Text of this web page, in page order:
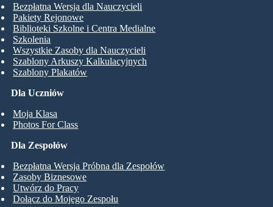
Dla Uczniów
Moja Klasa
Photos For Class
Bezpłatna Wersja dla Nauczycieli
Pakiety Rejonowe
Biblioteki Szkolne i Centra Medialne
Szkolenia
Wszystkie Zasoby dla Nauczycieli
Szablony Arkuszy Kalkulacyjnych
Szablony Plakatów
Dla Zespołów
Bezpłatna Wersja Próbna dla Zespołów
Zasoby Biznesowe
Utwórz do Pracy
Dołącz do Mojego Zespołu